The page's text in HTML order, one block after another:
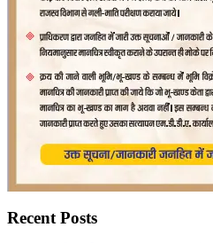
Recent Posts